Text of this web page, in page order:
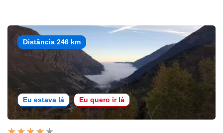
Distância 246 km
Eu estava lá Eu quero ir lá